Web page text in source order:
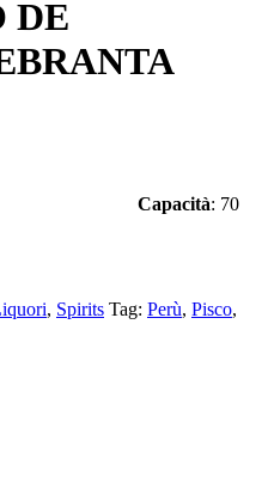
DE
Capacità: 70
, Spirits Tag: Perù, Pisco,